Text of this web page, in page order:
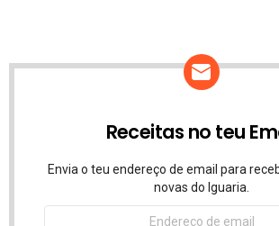
Receitas no teu
Envia o teu endereço de email para
novas do Iguaria.
Endereço